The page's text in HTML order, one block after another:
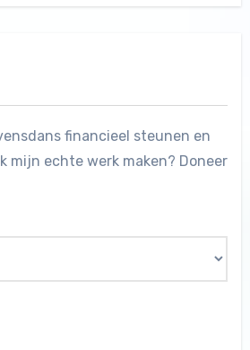
financieel steunen en
mijn echte werk maken? Doneer